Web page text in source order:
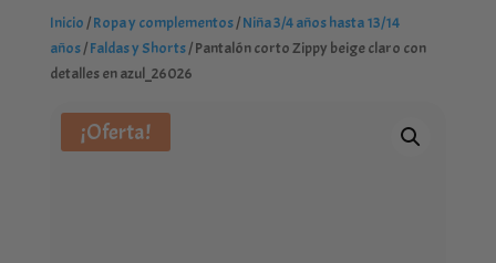
Inicio /Ropa y complementos/Niña 3/4 años hasta 13/14
años/Faldas y Shorts/ Pantalón corto Zippy beige claro con
detalles en azul_26026
¡Oferta!